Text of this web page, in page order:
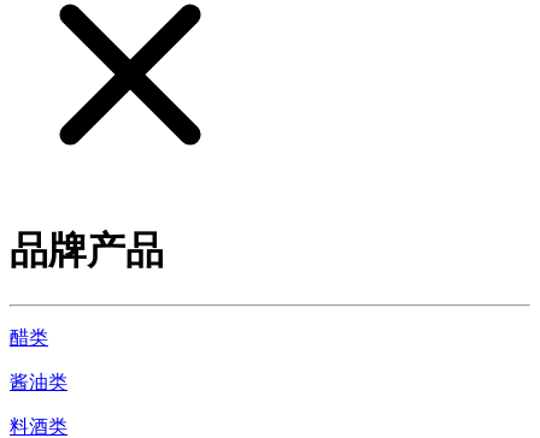
品牌产品
醋类
酱油类
料酒类